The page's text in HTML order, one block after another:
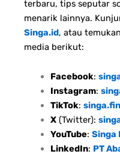
terbaru, tips seputar
menarik lainnya.
Singa.id, atau
media berikut:
Facebook:
Instagram:
TikTok:
X(Twitter):
YouTube: Singa
LinkedIn: PT